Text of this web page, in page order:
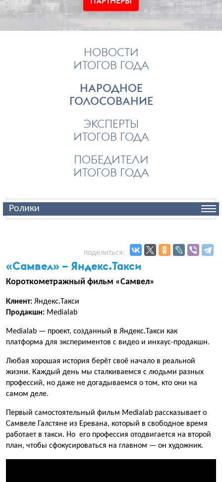
НОВОСТИ
ИТОГОВ ГОДА
НАРОДНОЕ
ГОЛОСОВАНИЕ
ЭКСПЕРТЫ
ИТОГОВ ГОДА
ПОБЕДИТЕЛИ
ИТОГОВ ГОДА
Ролики
поделиться:
«Самвел» – Яндекс.Такси
Короткометражный фильм «Самвел»
Клиент: Яндекс.Такси
Продакшн: Medialab
Medialab — проект, созданный в Яндекс.Такси как
платформа для экспериментов с видео и инхаус-продакшн.
Любая хорошая история берёт своё начало в реальной
жизни. Каждый день мы сталкиваемся с людьми разных
профессий, но даже не догадываемся о том, кто они на
самом деле.
Первый самостоятельный фильм Medialab рассказывает о
Самвеле Галстяне из Еревана, который в свободное время
работает в такси. Но его профессия отодвигается на второй
план, чтобы сфокусироваться на главном — он художник.